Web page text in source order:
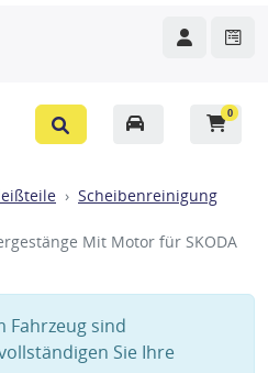
0
Scheibenreinigung
Mit Motor für SKODA
Fahrzeug sind
Sie Ihre